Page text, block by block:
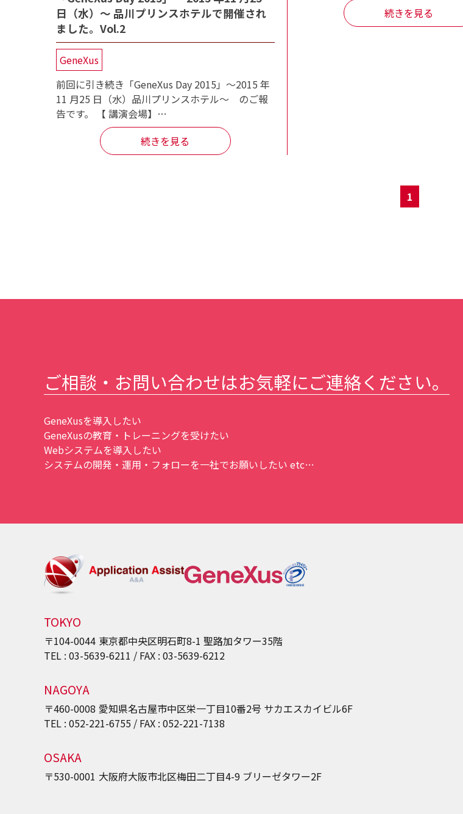
日（水）〜 品川プリンスホテルで開催され
ました。Vol.2
GeneXus
前回に引き続き「GeneXus Day 2015」～2015 年
11 月25 日（水）品川プリンスホテル～ のご報
告です。 【 講演会場】…
続きを見る
続きを見る
1
ご相談・お問い合わせはお気軽にご連絡ください。
GeneXusを導入したい
GeneXusの教育・トレーニングを受けたい
Webシステムを導入したい
システムの開発・運用・フォローを一社でお願いしたい etc…
TOKYO
〒104-0044 東京都中央区明石町8-1 聖路加タワー35階
TEL : 03-5639-6211 / FAX : 03-5639-6212
NAGOYA
〒460-0008 愛知県名古屋市中区栄一丁目10番2号 サカエスカイビル6F
TEL : 052-221-6755 / FAX : 052-221-7138
OSAKA
〒530-0001 大阪府大阪市北区梅田二丁目4-9 ブリーゼタワー2F